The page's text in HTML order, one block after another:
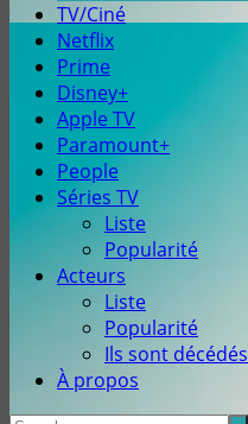
TV/Ciné
Netflix
Prime
Disney+
Apple TV
Paramount+
People
Séries TV
Liste
Popularité
Acteurs
Liste
Popularité
Ils sont décédés
À propos